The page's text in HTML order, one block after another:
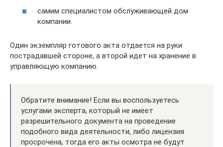
самим специалистом обслуживающей дом
компании.
Один экземпляр готового акта отдается на руки
пострадавшей стороне, а второй идет на хранение в
управляющую компанию.
Обратите внимание! Если вы воспользуетесь
услугами эксперта, который не имеет
разрешительного документа на проведение
подобного вида деятельности, либо лицензия
просрочена, тогда его акты осмотра не будут